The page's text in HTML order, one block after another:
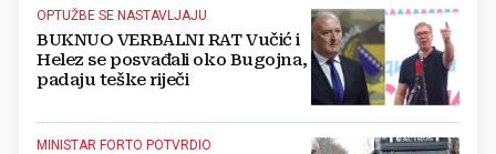
OPTUŽBE SE NASTAVLJAJU
BUKNUO VERBALNI RAT Vučić i
Helez se posvađali oko Bugojna,
padaju teške riječi
MINISTAR FORTO POTVRDIO